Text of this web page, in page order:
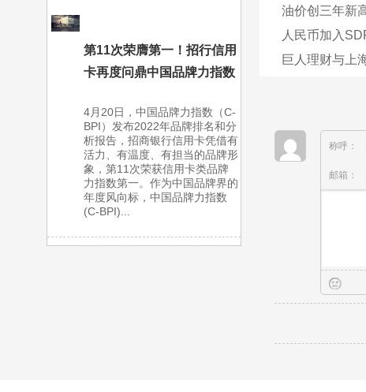
第11次荣膺第一！招行信用
卡再度问鼎中国品牌力指数
4月20日，中国品牌力指数（C-
BPI）发布2022年品牌排名和分
析报告，招商银行信用卡凭借有
活力、有温度、有担当的品牌形
象，第11次荣获信用卡类品牌
力指数第一。作为中国品牌界的
年度风向标，中国品牌力指数
(C-BPI)...
油价创三年新
人民币加入
巨人理财与上
称呼：
邮箱：